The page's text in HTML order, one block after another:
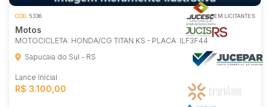
COD. 5336 SEM LICITANTES
Motos
MOTOCICLETA: HONDA/CG TITAN KS - PLACA: ILF3F44
Sapucaia do Sul - RS
Lance Inicial
R$ 3.100,00